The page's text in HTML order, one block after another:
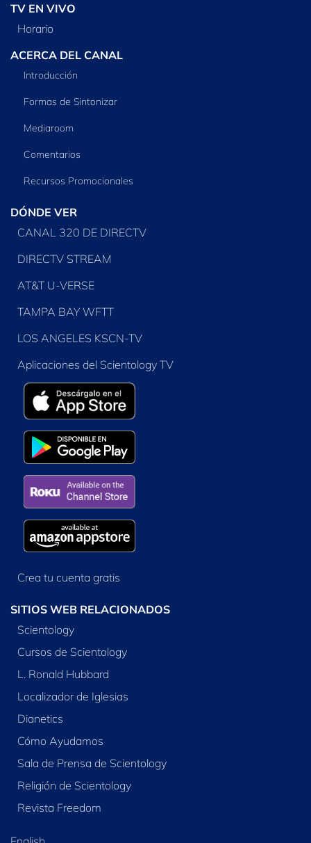
TV EN VIVO
Horario
ACERCA DEL CANAL
Introducción
Formas de Sintonizar
Mediaroom
Comentarios
Recursos Promocionales
DÓNDE VER
CANAL 320 DE DIRECTV
DIRECTV STREAM
AT&T U-VERSE
TAMPA BAY WFTT
LOS ANGELES KSCN-TV
Aplicaciones del Scientology TV
Crea tu cuenta gratis
SITIOS WEB RELACIONADOS
Scientology
Cursos de Scientology
L. Ronald Hubbard
Localizador de Iglesias
Dianetics
Cómo Ayudamos
Sala de Prensa de Scientology
Religión de Scientology
Revista Freedom